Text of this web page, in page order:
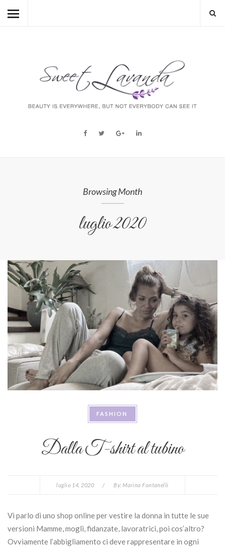
HOME
Browsing Month
luglio 2020
FASHION
Dalla T-shirt al tubino
luglio 14, 2020 / By:Marina Fontanelli
Vi parlo di uno shop online per vestire la donna in tutte le sue
versioni Mamme, mogli, fidanzate, lavoratrici, poi cos’altro?
Ovviamente l’abbigliamento ci deve rappresentare in ogni